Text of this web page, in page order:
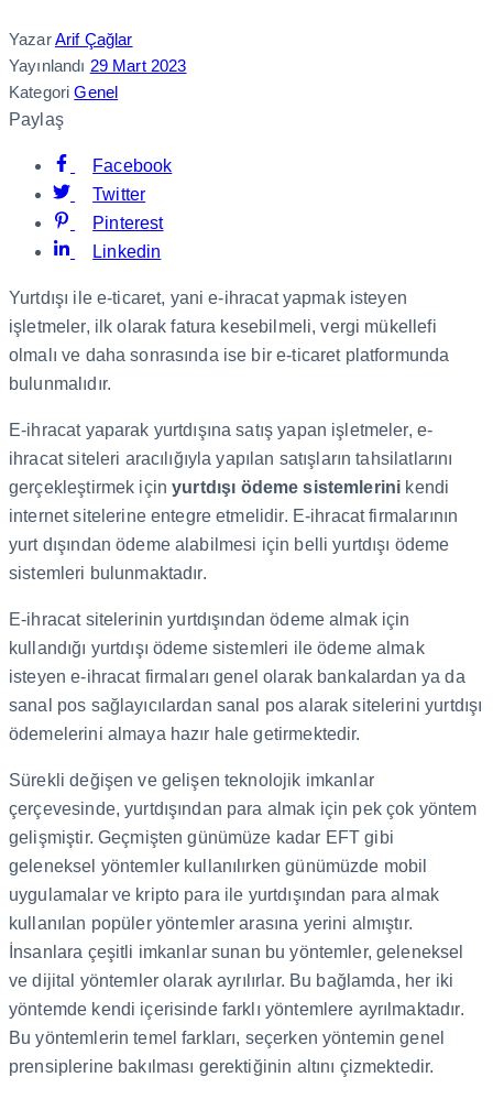
YazarArif Çağlar
Yayınlandı 29 Mart 2023
Kategori Genel
Paylaş
Facebook
Twitter
Pinterest
Linkedin
Yurtdışı ile e-ticaret, yani e-ihracat yapmak isteyen
işletmeler, ilk olarak fatura kesebilmeli, vergi mükellefi
olmalı ve daha sonrasında ise bir e-ticaret platformunda
bulunmalıdır.
E-ihracat yaparak yurtdışına satış yapan işletmeler, e-
ihracat siteleri aracılığıyla yapılan satışların tahsilatlarını
gerçekleştirmek içinyurtdışı ödeme sistemlerini kendi
internet sitelerine entegre etmelidir. E-ihracat firmalarının
yurt dışından ödeme alabilmesi için belli yurtdışı ödeme
sistemleri bulunmaktadır.
E-ihracat sitelerinin yurtdışından ödeme almak için
kullandığı yurtdışı ödeme sistemleri ile ödeme almak
isteyen e-ihracat firmaları genel olarak bankalardan ya da
sanal pos sağlayıcılardan sanal pos alarak sitelerini yurtdışı
ödemelerini almaya hazır hale getirmektedir.
Sürekli değişen ve gelişen teknolojik imkanlar
çerçevesinde, yurtdışından para almak için pek çok yöntem
gelişmiştir. Geçmişten günümüze kadar EFT gibi
geleneksel yöntemler kullanılırken günümüzde mobil
uygulamalar ve kripto para ile yurtdışından para almak
kullanılan popüler yöntemler arasına yerini almıştır.
İnsanlara çeşitli imkanlar sunan bu yöntemler, geleneksel
ve dijital yöntemler olarak ayrılırlar. Bu bağlamda, her iki
yöntemde kendi içerisinde farklı yöntemlere ayrılmaktadır.
Bu yöntemlerin temel farkları, seçerken yöntemin genel
prensiplerine bakılması gerektiğinin altını çizmektedir.